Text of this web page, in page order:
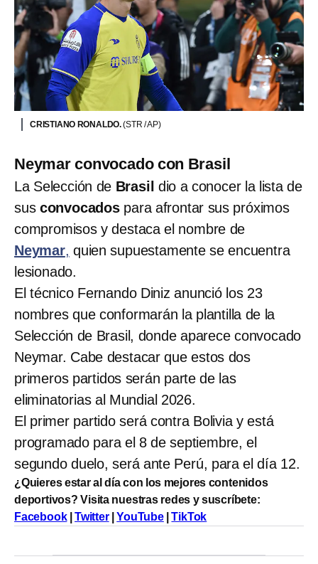
CRISTIANO RONALDO.(STR / AP)
Neymar convocado con Brasil
La Selección de Brasil dio a conocer la lista de
sus convocados para afrontar sus próximos
compromisos y destaca el nombre de
Neymar, quien supuestamente se encuentra
lesionado.
El técnico Fernando Diniz anunció los 23
nombres que conformarán la plantilla de la
Selección de Brasil, donde aparece convocado
Neymar. Cabe destacar que estos dos
primeros partidos serán parte de las
eliminatorias al Mundial 2026.
El primer partido será contra Bolivia y está
programado para el 8 de septiembre, el
segundo duelo, será ante Perú, para el día 12.
¿Quieres estar al día con los mejores contenidos
deportivos? Visita nuestras redes y suscríbete:
Facebook|Twitter|YouTube|TikTok